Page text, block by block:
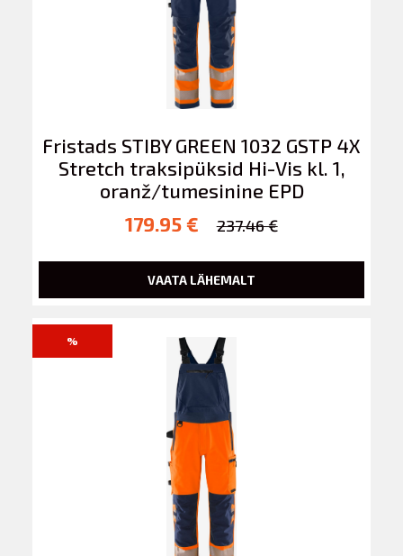
Fristads STIBY GREEN 1032 GSTP 4X
Stretch traksipüksid Hi-Vis kl. 1,
oranž/tumesinine EPD
179.95 €
237.46 €
VAATA LÄHEMALT
%